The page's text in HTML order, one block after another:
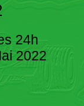
24h
2022